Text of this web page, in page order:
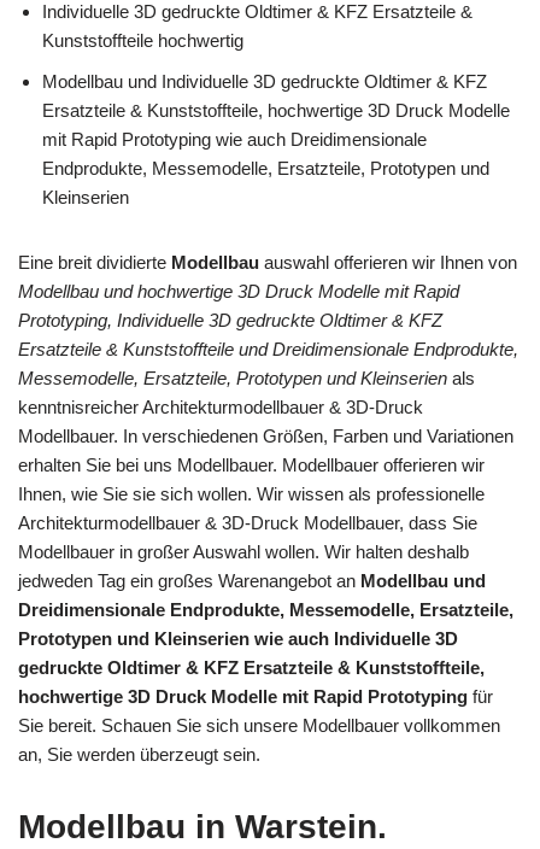
Individuelle 3D gedruckte Oldtimer & KFZ Ersatzteile &
Kunststoffteile hochwertig
Modellbau und Individuelle 3D gedruckte Oldtimer & KFZ
Ersatzteile & Kunststoffteile, hochwertige 3D Druck Modelle
mit Rapid Prototyping wie auch Dreidimensionale
Endprodukte, Messemodelle, Ersatzteile, Prototypen und
Kleinserien
Eine breit dividierte Modellbau auswahl offerieren wir Ihnen von
Modellbau und hochwertige 3D Druck Modelle mit Rapid
Prototyping, Individuelle 3D gedruckte Oldtimer & KFZ
Ersatzteile & Kunststoffteile und Dreidimensionale Endprodukte,
Messemodelle, Ersatzteile, Prototypen und Kleinserien als
kenntnisreicher Architekturmodellbauer & 3D-Druck
Modellbauer. In verschiedenen Größen, Farben und Variationen
erhalten Sie bei uns Modellbauer. Modellbauer offerieren wir
Ihnen, wie Sie sie sich wollen. Wir wissen als professionelle
Architekturmodellbauer & 3D-Druck Modellbauer, dass Sie
Modellbauer in großer Auswahl wollen. Wir halten deshalb
jedweden Tag ein großes Warenangebot an Modellbau und
Dreidimensionale Endprodukte, Messemodelle, Ersatzteile,
Prototypen und Kleinserien wie auch Individuelle 3D
gedruckte Oldtimer & KFZ Ersatzteile & Kunststoffteile,
hochwertige 3D Druck Modelle mit Rapid Prototyping für
Sie bereit. Schauen Sie sich unsere Modellbauer vollkommen
an, Sie werden überzeugt sein.
Modellbau in Warstein.